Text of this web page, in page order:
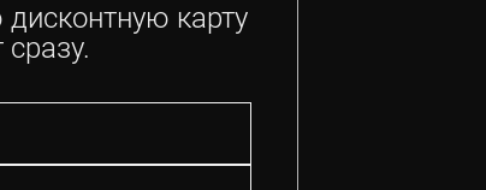
карту